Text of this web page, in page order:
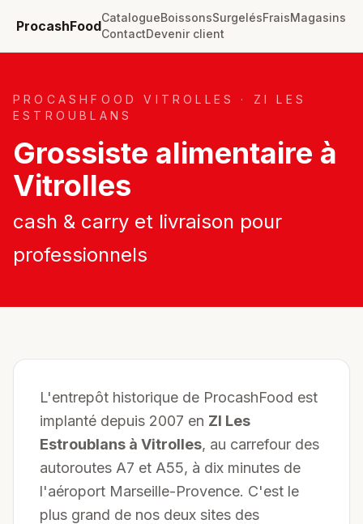
ProcashFood
CatalogueBoissonsSurgelésFraisMagasins
ContactDevenir client
PROCASHFOOD VITROLLES · ZI LES
ESTROUBLANS
Grossiste alimentaire à
Vitrolles
cash & carry et livraison pour
professionnels
L'entrepôt historique de ProcashFood est
implanté depuis 2007 en ZI Les
Estroublans à Vitrolles, au carrefour des
autoroutes A7 et A55, à dix minutes de
l'aéroport Marseille-Provence. C'est le
plus grand de nos deux sites des